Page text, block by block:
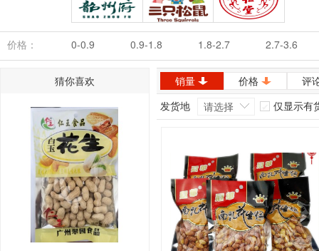
韶州府 三只松鼠
同仁堂
价格：
0-0.9 0.9-1.8 1.8-2.7 2.7-3.6
猜你喜欢 销量 价格
评
发货地
请选择 仅显示有